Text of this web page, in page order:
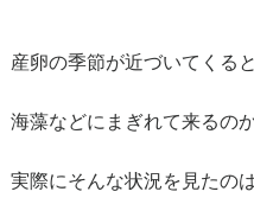
産卵の季節が近づいてくる
海藻などにまぎれて来るの
実際にそんな状況を見たの